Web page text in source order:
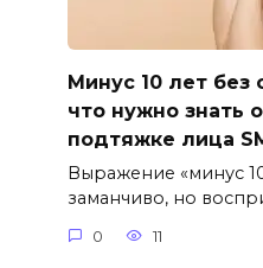
Минус 10 лет без
что нужно знать
подтяжке лица
Выражение «минус
заманчиво, но
0 11